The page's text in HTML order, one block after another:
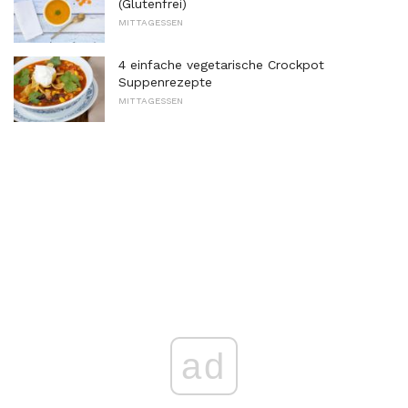
(Glutenfrei)
MITTAGESSEN
4 einfache vegetarische Crockpot
Suppenrezepte
MITTAGESSEN
ad